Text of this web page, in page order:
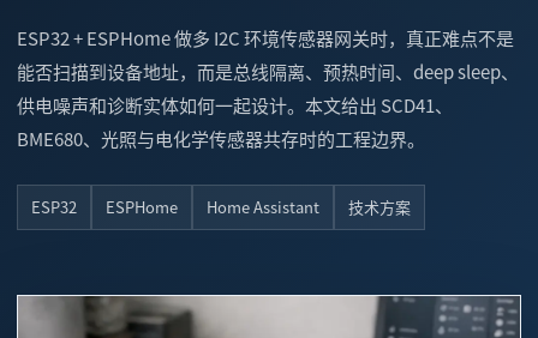
ESP32 + ESPHome 做多 I2C 环境传感器网关时，真正难点不是
能否扫描到设备地址，而是总线隔离、预热时间、deep sleep、
供电噪声和诊断实体如何一起设计。本文给出 SCD41、
BME680、光照与电化学传感器共存时的工程边界。
ESP32 ESPHome Home Assistant 技术方案